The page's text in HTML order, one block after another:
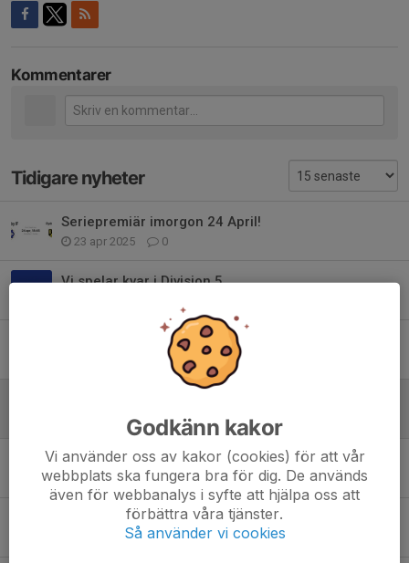
Kommentarer
Tidigare nyheter
Seriepremiär imorgon 24 April!
23 apr 2025 0
Vi spelar kvar i Division 5
Vinst i första kvalmatchen!
13 okt 2023 0
Dags för kval!
11 okt 2023 0
Furuby klart för kval efter seger mot Nöbbele
23 sep 2023 2
Godkänn kakor
Vi använder oss av kakor (cookies) för att vår
webbplats ska fungera bra för dig. De används
även för webbanalys i syfte att hjälpa oss att
förbättra våra tjänster.
Så använder vi cookies